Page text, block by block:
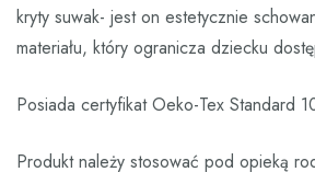
kryty suwak- jest on estetycznie
materiału, który ogranicza dziecku
Posiada certyfikat Oeko-Tex Standard
Produkt należy stosować pod opieką